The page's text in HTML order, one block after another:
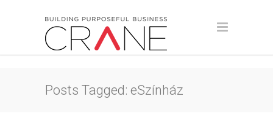
Posts Tagged: eSzínház